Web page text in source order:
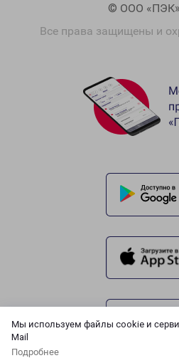
Мы используем файлы cookie и
Mail
Подробнее
© ООО
Все права защищены и